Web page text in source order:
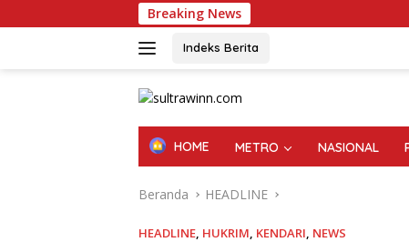
ke
Breaking News
Indeks Berita
HOME METRO NASIONAL
Beranda HEADLINE
HEADLINE HUKRIM KENDARI NEWS